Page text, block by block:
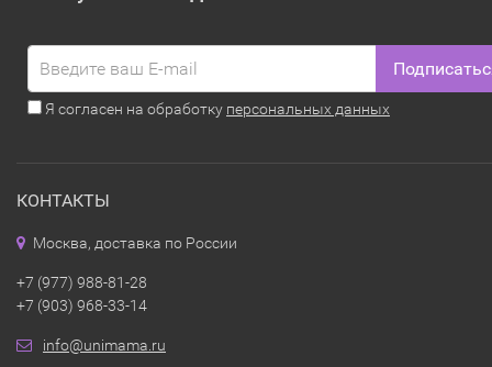
Я согласен на обработку персональных данных
КОНТАКТЫ
Москва, доставка по России
+7 (977) 988-81-28
+7 (903) 968-33-14
info@unimama.ru